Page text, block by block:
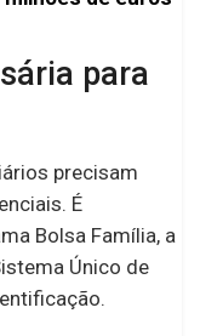
para
precisam
É
Bolsa Família, a
Único de